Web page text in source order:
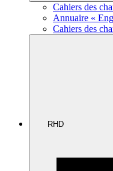
Cahiers des
Annuaire «
Cahiers des
RHD